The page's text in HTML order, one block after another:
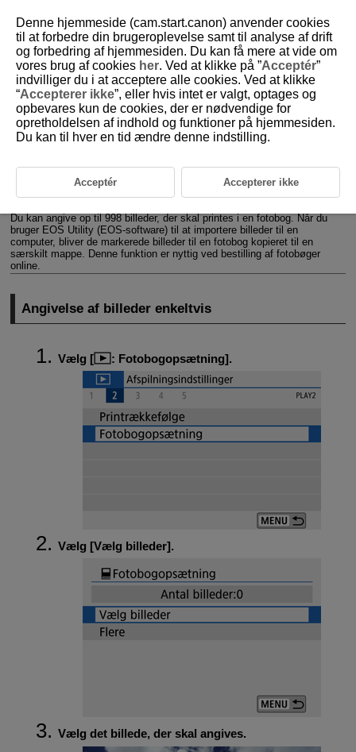
D101-128
Fotobogopsætning
Angivelse af billeder enkeltvis
Angivelse af billedområde for en fotobog
Du kan angive op til 998 billeder, der skal printes i en fotobog. Når du
bruger EOS Utility (EOS-software) til at importere billeder til en
computer, bliver de markerede billeder til en fotobog kopieret til en
særskilt mappe. Denne funktion er nyttig ved bestilling af fotobøger
online.
Angivelse af billeder enkeltvis
Vælg [ : Fotobogopsætning].
Vælg [Vælg billeder].
Vælg det billede, der skal angives.
Denne hjemmeside (cam.start.canon) anvender cookies
til at forbedre din brugeroplevelse samt til analyse af drift
og forbedring af hjemmesiden. Du kan få mere at vide om
vores brug af cookies her. Ved at klikke på ”Acceptér”
indvilliger du i at acceptere alle cookies. Ved at klikke
“Accepterer ikke”, eller hvis intet er valgt, optages og
opbevares kun de cookies, der er nødvendige for
opretholdelsen af indhold og funktioner på hjemmesiden.
Du kan til hver en tid ændre denne indstilling.
Acceptér Accepterer ikke